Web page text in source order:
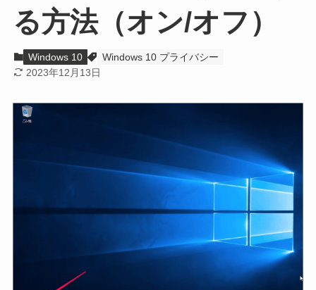
る方法（オン/オフ）
Windows 10
Windows 10 プライバシー
2023年12月13日